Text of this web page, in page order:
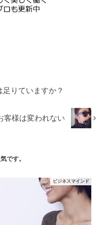
りていますか？
客様は変われない
です。
ビジネスマインド